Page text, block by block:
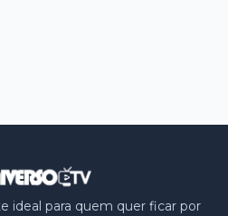
ideal para quem quer ficar por